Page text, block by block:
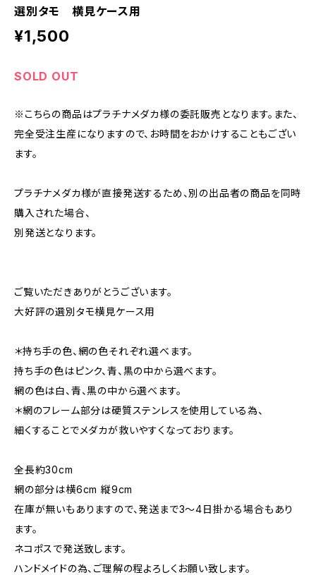
選別タモ 横見ケース用
¥1,500
SOLD OUT
※こちらの商品はプラチナメダカ様の委託販売となります。また、
完全受注生産になりますので、お時間をおかけすることもござい
ます。
プラチナメダカ様が直接発送するため、別の出品者の商品を同時
購入された場合、
別発送となります。
ご覧いただきありがとうございます。
大好評の選別タモ横見ケース用
＊持ち手の色、網の色それぞれ選べます。
持ち手の色はピンク、青、黒の中から選べます。
網の色は白、青、黒の中から選べます。
＊網のフレーム部分は硬質ステンレスを使用している為、
細くすることでメダカが救いやすくなっております。
全長約30cm
網の部分は横6cm 縦9cm
在庫が無いもありますので、発送まで3〜4日掛かる場合もあり
ます。
ネコポスで発送致します。
ハンドメイドの為、ご理解の程よろしくお願い致します。